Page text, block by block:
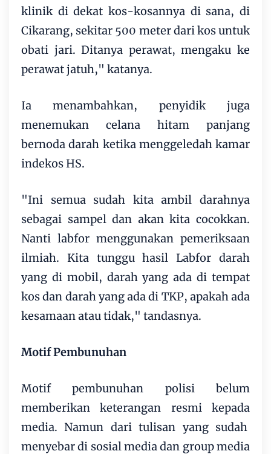
klinik di dekat kos-kosannya di sana, di
Cikarang, sekitar 500 meter dari kos untuk
obati jari. Ditanya perawat, mengaku ke
perawat jatuh," katanya.
Ia menambahkan, penyidik juga
menemukan celana hitam panjang
bernoda darah ketika menggeledah kamar
indekos HS.
"Ini semua sudah kita ambil darahnya
sebagai sampel dan akan kita cocokkan.
Nanti labfor menggunakan pemeriksaan
ilmiah. Kita tunggu hasil Labfor darah
yang di mobil, darah yang ada di tempat
kos dan darah yang ada di TKP, apakah ada
kesamaan atau tidak," tandasnya.
Motif Pembunuhan
Motif pembunuhan polisi belum
memberikan keterangan resmi kepada
media. Namun dari tulisan yang sudah
menyebar di sosial media dan group media